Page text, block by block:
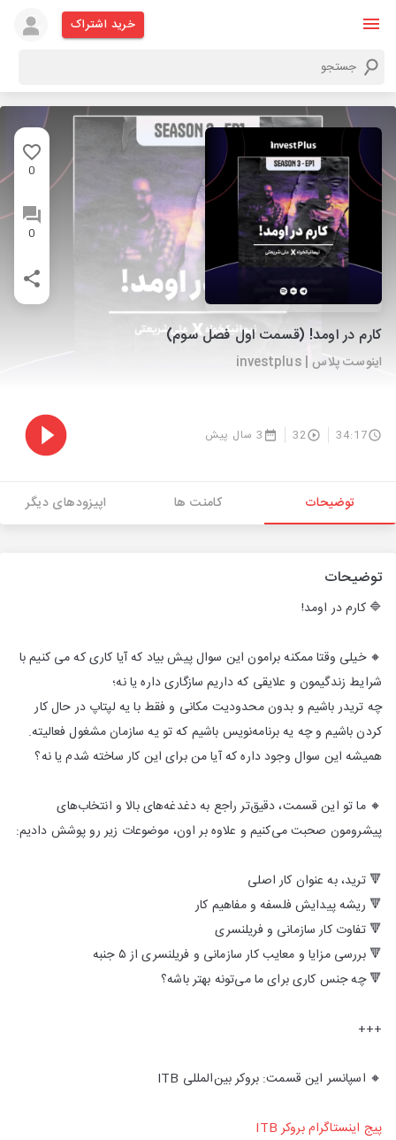
خرید اشتراک
0
0
کارم در اومد! (قسمت اول فصل سوم)
اینوست پلاس | investplus
34:17
32 3 سال پیش
توضیحات کامنت ها اپیزودهای دیگر
توضیحات
🔷 کارم در اومد!
🔸 خیلی وقتا ممکنه برامون این سوال پیش بیاد که آیا کاری که می کنیم با
شرایط زندگیمون و علایقی که داریم سازگاری داره یا نه؛
چه تریدر باشیم و بدون محدودیت مکانی و فقط با یه لپتاپ در حال کار
کردن باشیم و چه یه برنامه‌نویس باشیم که تو یه سازمان مشغول فعالیته.
همیشه این سوال وجود داره که آیا من برای این کار ساخته شدم یا نه؟
🔸 ما تو این قسمت، دقیق‌تر راجع به دغدغه‌های بالا و انتخاب‌های
پیشرو‌مون صحبت می‌کنیم و علاوه بر اون، موضوعات زیر رو پوشش دادیم:
🔻 ترید، به عنوان کار اصلی
🔻 ریشه پیدایش فلسفه و مفاهیم کار
🔻 تفاوت کار سازمانی و فریلنسری
🔻 بررسی مزایا و معایب کار سازمانی و فریلنسری از ۵ جنبه
🔻 چه جنس کاری برای ما می‌تونه بهتر باشه؟
+++
🔸 اسپانسر این قسمت: بروکر بین‌المللی ITB
پیج اینستاگرام بروکر ITB